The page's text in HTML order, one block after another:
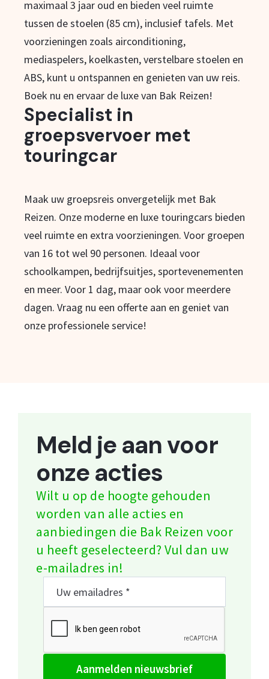
maximaal 3 jaar oud en bieden veel ruimte
tussen de stoelen (85 cm), inclusief tafels. Met
voorzieningen zoals airconditioning,
mediaspelers, koelkasten, verstelbare stoelen en
ABS, kunt u ontspannen en genieten van uw reis.
Boek nu en ervaar de luxe van Bak Reizen!
Specialist in
groepsvervoer met
touringcar
Maak uw groepsreis onvergetelijk met Bak
Reizen. Onze moderne en luxe touringcars bieden
veel ruimte en extra voorzieningen. Voor groepen
van 16 tot wel 90 personen. Ideaal voor
schoolkampen, bedrijfsuitjes, sportevenementen
en meer. Voor 1 dag, maar ook voor meerdere
dagen. Vraag nu een offerte aan en geniet van
onze professionele service!
Meld je aan voor
onze acties
Wilt u op de hoogte gehouden
worden van alle acties en
aanbiedingen die Bak Reizen voor
u heeft geselecteerd? Vul dan uw
e-mailadres in!
aanmelden nieuwsbrief